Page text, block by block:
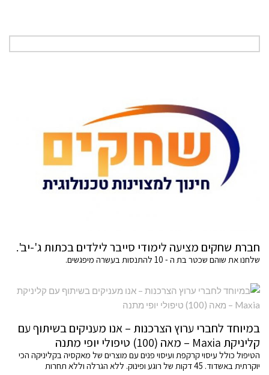
חברת שחקים מציעה לימודי סייבר לילדים בכתות ג'-יב'.
שלחנו את שוהם שכטר בת ה - 10 להתנסות בעשרה מיפגשים.
במיוחד לחברי ערוץ הצרכנות – אנו מעניקים בשיתוף עם
קליניקת Maxia – מאה (100) טיפולי יופי מתנה
הטיפול כולל עיסוי קרקפת ועיסוי פנים עם מוצרים של מאקסיה בקליניקה הכי
יוקרתית באשדוד. 45 דקות של רוגע ופינוק. ללא הגרלה וללא תחרות